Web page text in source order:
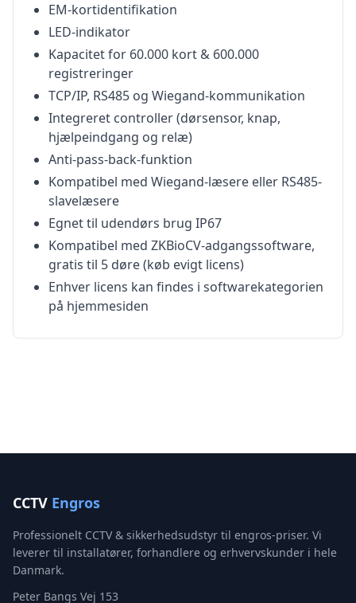
EM-kortidentifikation
LED-indikator
Kapacitet for 60.000 kort & 600.000
registreringer
TCP/IP, RS485 og Wiegand-kommunikation
Integreret controller (dørsensor, knap,
hjælpeindgang og relæ)
Anti-pass-back-funktion
Kompatibel med Wiegand-læsere eller RS485-
slavelæsere
Egnet til udendørs brug IP67
Kompatibel med ZKBioCV-adgangssoftware,
gratis til 5 døre (køb evigt licens)
Enhver licens kan findes i softwarekategorien
på hjemmesiden
CCTV Engros
Professionelt CCTV & sikkerhedsudstyr til engros-priser. Vi
leverer til installatører, forhandlere og erhvervskunder i hele
Danmark.
Peter Bangs Vej 153